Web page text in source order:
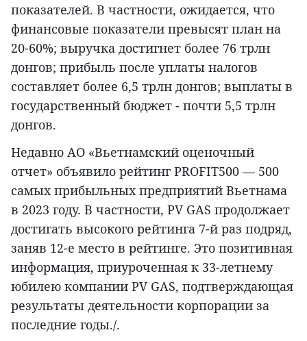
показателей. В частности, ожидается, что
финансовые показатели превысят план на
20-60%; выручка достигнет более 76 трлн
донгов; прибыль после уплаты налогов
составляет более 6,5 трлн донгов; выплаты в
государственный бюджет - почти 5,5 трлн
донгов.
Недавно АО «Вьетнамский оценочный
отчет» объявило рейтинг PROFIT500 — 500
самых прибыльных предприятий Вьетнама
в 2023 году. В частности, PV GAS продолжает
достигать высокого рейтинга 7-й раз подряд,
заняв 12-е место в рейтинге. Это позитивная
информация, приуроченная к 33-летнему
юбилею компании PV GAS, подтверждающая
результаты деятельности корпорации за
последние годы./.